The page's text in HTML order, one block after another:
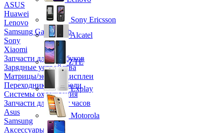
ASUS
Huawei
Lenovo
Samsung Galaxy Tab
Sony
Xiaomi
Запчасти для ноутбуков
Зарядные устройства
Матрицы/экраны/дисплеи
Переходники и кабели
Системы охлаждения
Запчасти для смарт часов
Asus
Samsung
Аксессуары
Sony Ericsson
Alcatel
ZTE
Explay
Motorola